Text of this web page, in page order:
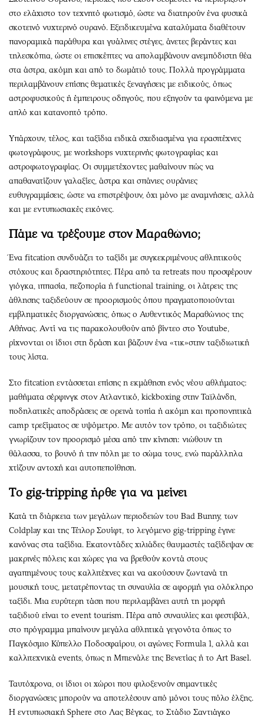
στο ελάχιστο τον τεχνητό φωτισμό, ώστε να διατηρούν ένα φυσικά
σκοτεινό νυχτερινό ουρανό. Εξειδικευμένα καταλύματα διαθέτουν
πανοραμικά παράθυρα και γυάλινες στέγες, άνετες βεράντες και
τηλεσκόπια, ώστε οι επισκέπτες να απολαμβάνουν ανεμπόδιστη θέα
στα άστρα, ακόμη και από το δωμάτιό τους. Πολλά προγράμματα
περιλαμβάνουν επίσης θεματικές ξεναγήσεις με ειδικούς, όπως
αστροφυσικούς ή έμπειρους οδηγούς, που εξηγούν τα φαινόμενα με
απλό και κατανοητό τρόπο.
Υπάρχουν, τέλος, και ταξίδια ειδικά σχεδιασμένα για ερασιτέχνες
φωτογράφους, με workshops νυχτερινής φωτογραφίας και
αστροφωτογραφίας. Οι συμμετέχοντες μαθαίνουν πώς να
απαθανατίζουν γαλαξίες, άστρα και σπάνιες ουράνιες
ευθυγραμμίσεις, ώστε να επιστρέψουν, όχι μόνο με αναμνήσεις, αλλά
και με εντυπωσιακές εικόνες.
Πάμε να τρέξουμε στον Μαραθώνιο;
Ένα fitcation συνδυάζει το ταξίδι με συγκεκριμένους αθλητικούς
στόχους και δραστηριότητες. Πέρα από τα retreats που προσφέρουν
γιόγκα, ιππασία, πεζοπορία ή functional training, οι λάτρεις της
άθλησης ταξιδεύουν σε προορισμούς όπου πραγματοποιούνται
εμβληματικές διοργανώσεις, όπως ο Αυθεντικός Μαραθώνιος της
Αθήνας. Αντί να τις παρακολουθούν από βίντεο στο Youtube,
ρίχνονται οι ίδιοι στη δράση και βάζουν ένα «τικ»στην ταξιδιωτική
τους λίστα.
Στο fitcation εντάσσεται επίσης η εκμάθηση ενός νέου αθλήματος:
μαθήματα σέρφινγκ στον Ατλαντικό, kickboxing στην Ταϊλάνδη,
ποδηλατικές αποδράσεις σε ορεινά τοπία ή ακόμη και προπονητικά
camp τρεξίματος σε υψόμετρο. Με αυτόν τον τρόπο, οι ταξιδιώτες
γνωρίζουν τον προορισμό μέσα από την κίνηση: νιώθουν τη
θάλασσα, το βουνό ή την πόλη με το σώμα τους, ενώ παράλληλα
χτίζουν αντοχή και αυτοπεποίθηση.
Τo gig-tripping ήρθε για να μείνει
Κατά τη διάρκεια των μεγάλων περιοδειών του Bad Bunny, των
Coldplay και της Τέιλορ Σουίφτ, το λεγόμενο gig-tripping έγινε
κανόνας στα ταξίδια. Εκατοντάδες χιλιάδες θαυμαστές ταξίδεψαν σε
μακρινές πόλεις και χώρες για να βρεθούν κοντά στους
αγαπημένους τους καλλιτέχνες και να ακούσουν ζωντανά τη
μουσική τους, μετατρέποντας τη συναυλία σε αφορμή για ολόκληρο
ταξίδι. Μια ευρύτερη τάση που περιλαμβάνει αυτή τη μορφή
ταξιδιού είναι το event tourism. Πέρα από συναυλίες και φεστιβάλ,
στο πρόγραμμα μπαίνουν μεγάλα αθλητικά γεγονότα όπως το
Παγκόσμιο Κύπελλο Ποδοσφαίρου, οι αγώνες Formula 1, αλλά και
καλλιτεχνικά events, όπως η Μπιενάλε της Βενετίας ή το Art Basel.
Ταυτόχρονα, οι ίδιοι οι χώροι που φιλοξενούν σημαντικές
διοργανώσεις μπορούν να αποτελέσουν από μόνοι τους πόλο έλξης.
Η εντυπωσιακή Sphere στο Λας Βέγκας, το Στάδιο Σαντιάγκο